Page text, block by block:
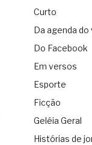
Curto
Da agenda do
Do Facebook
Em versos
Esporte
Ficção
Geléia Geral
Histórias de